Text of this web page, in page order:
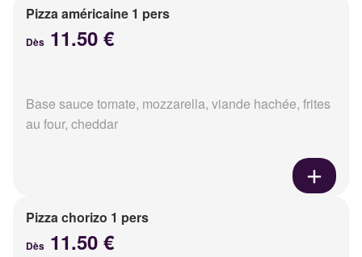
Pizza américaine 1 pers
Dès 11.50 €
Base sauce tomate, mozzarella, viande hachée, frites
au four, cheddar
Pizza chorizo 1 pers
Dès 11.50 €